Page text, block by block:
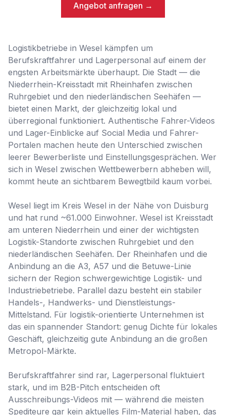
Angebot anfragen →
Logistikbetriebe in Wesel kämpfen um
Berufskraftfahrer und Lagerpersonal auf einem der
engsten Arbeitsmärkte überhaupt. Die Stadt — die
Niederrhein-Kreisstadt mit Rheinhafen zwischen
Ruhrgebiet und den niederländischen Seehäfen —
bietet einen Markt, der gleichzeitig lokal und
überregional funktioniert. Authentische Fahrer-Videos
und Lager-Einblicke auf Social Media und Fahrer-
Portalen machen heute den Unterschied zwischen
leerer Bewerberliste und Einstellungsgesprächen. Wer
sich in Wesel zwischen Wettbewerbern abheben will,
kommt heute an sichtbarem Bewegtbild kaum vorbei.
Wesel liegt im Kreis Wesel in der Nähe von Duisburg
und hat rund ~61.000 Einwohner. Wesel ist Kreisstadt
am unteren Niederrhein und einer der wichtigsten
Logistik-Standorte zwischen Ruhrgebiet und den
niederländischen Seehäfen. Der Rheinhafen und die
Anbindung an die A3, A57 und die Betuwe-Linie
sichern der Region schwergewichtige Logistik- und
Industriebetriebe. Parallel dazu besteht ein stabiler
Handels-, Handwerks- und Dienstleistungs-
Mittelstand. Für logistik-orientierte Unternehmen ist
das ein spannender Standort: genug Dichte für lokales
Geschäft, gleichzeitig gute Anbindung an die großen
Metropol-Märkte.
Berufskraftfahrer sind rar, Lagerpersonal fluktuiert
stark, und im B2B-Pitch entscheiden oft
Ausschreibungs-Videos mit — während die meisten
Spediteure gar kein aktuelles Film-Material haben, das